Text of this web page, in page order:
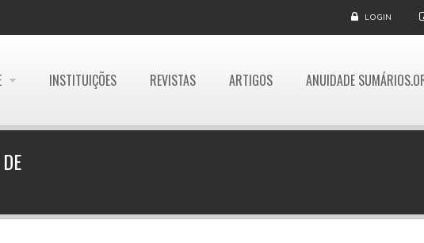
LOGIN
INSTITUIÇÕES REVISTAS ARTIGOS ANUIDADE